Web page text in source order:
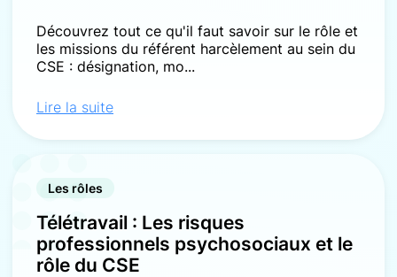
Découvrez tout ce qu'il faut savoir sur le rôle et
les missions du référent harcèlement au sein du
CSE : désignation, mo...
Lire la suite
Les rôles
Télétravail : Les risques
professionnels psychosociaux et le
rôle du CSE